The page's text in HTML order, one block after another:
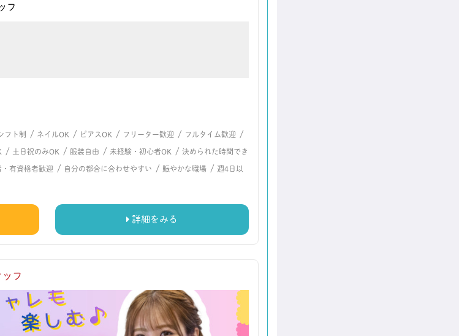
フ
フト制 / ネイルOK / ピアスOK / フリーター歓迎 / フルタイム歓迎 /
/ 土日祝のみOK / 服装自由 / 未経験・初心者OK / 決められた時間でき
・有資格者歓迎 / 自分の都合に合わせやすい / 賑やかな職場 / 週4日以
詳細をみる
フ